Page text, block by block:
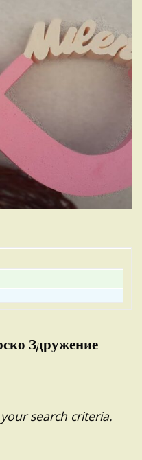
Здружение
search criteria.